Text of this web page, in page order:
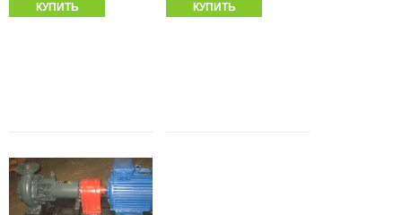
КУПИТЬ КУПИТЬ